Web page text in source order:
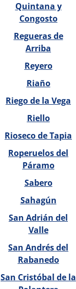
Quintana y
Congosto
Regueras de
Arriba
Reyero
Riaño
Riego de la Vega
Riello
Rioseco de Tapia
Roperuelos del
Páramo
Sabero
Sahagún
San Adrián del
Valle
San Andrés del
Rabanedo
San Cristóbal de la